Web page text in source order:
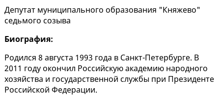
Депутат муниципального образования "Княжево"
седьмого созыва
Биография:
Родился 8 августа 1993 года в Санкт-Петербурге. В
2011 году окончил Российскую академию народного
хозяйства и государственной службы при Президенте
Российской Федерации.